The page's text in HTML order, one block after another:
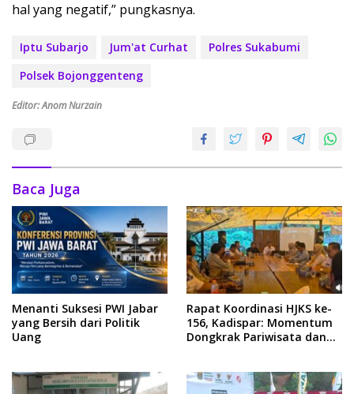
hal yang negatif,” pungkasnya.
Iptu Subarjo Jum'at Curhat
Polres Sukabumi
Polsek Bojonggenteng
Editor: Anom Nurzain
Baca Juga
Menanti Suksesi PWI Jabar
yang Bersih dari Politik
Uang
Rapat Koordinasi HJKS ke-
156, Kadispar: Momentum
Dongkrak Pariwisata dan